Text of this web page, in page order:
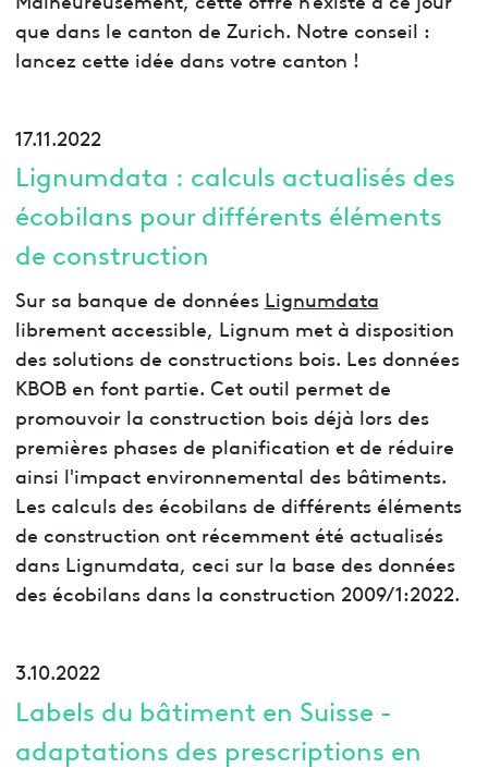
que dans le canton de Zurich. Notre conseil :
lancez cette idée dans votre canton !
17.11.2022
Lignumdata : calculs actualisés des
écobilans pour différents éléments
de construction
Sur sa banque de données Lignumdata
librement accessible, Lignum met à disposition
des solutions de constructions bois. Les données
KBOB en font partie. Cet outil permet de
promouvoir la construction bois déjà lors des
premières phases de planification et de réduire
ainsi l'impact environnemental des bâtiments.
Les calculs des écobilans de différents éléments
de construction ont récemment été actualisés
dans Lignumdata, ceci sur la base des données
des écobilans dans la construction 2009/1:2022.
3.10.2022
Labels du bâtiment en Suisse -
adaptations des prescriptions en